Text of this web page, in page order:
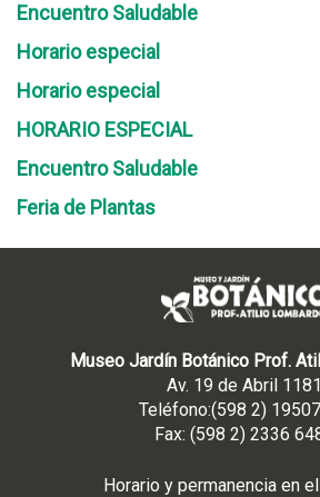
Encuentro Saludable
Horario especial
Horario especial
HORARIO ESPECIAL
Encuentro Saludable
Feria de Plantas
Museo Jardín Botánico Prof.
Av. 19 de Abril 1181
Teléfono:(598 2)
Fax: (598 2) 2336
Horario y permanencia en